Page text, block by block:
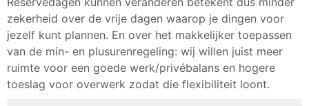
zekerheid over de vrije dagen waarop je dingen voor
jezelf kunt plannen. En over het makkelijker toepassen
van de min- en plusurenregeling: wij willen juist meer
ruimte voor een goede werk/privébalans en hogere
toeslag voor overwerk zodat die flexibiliteit loont.